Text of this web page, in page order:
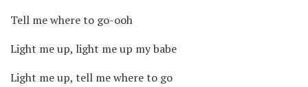
Tell me where to go-ooh
Light me up, light me up my babe
Light me up, tell me where to go